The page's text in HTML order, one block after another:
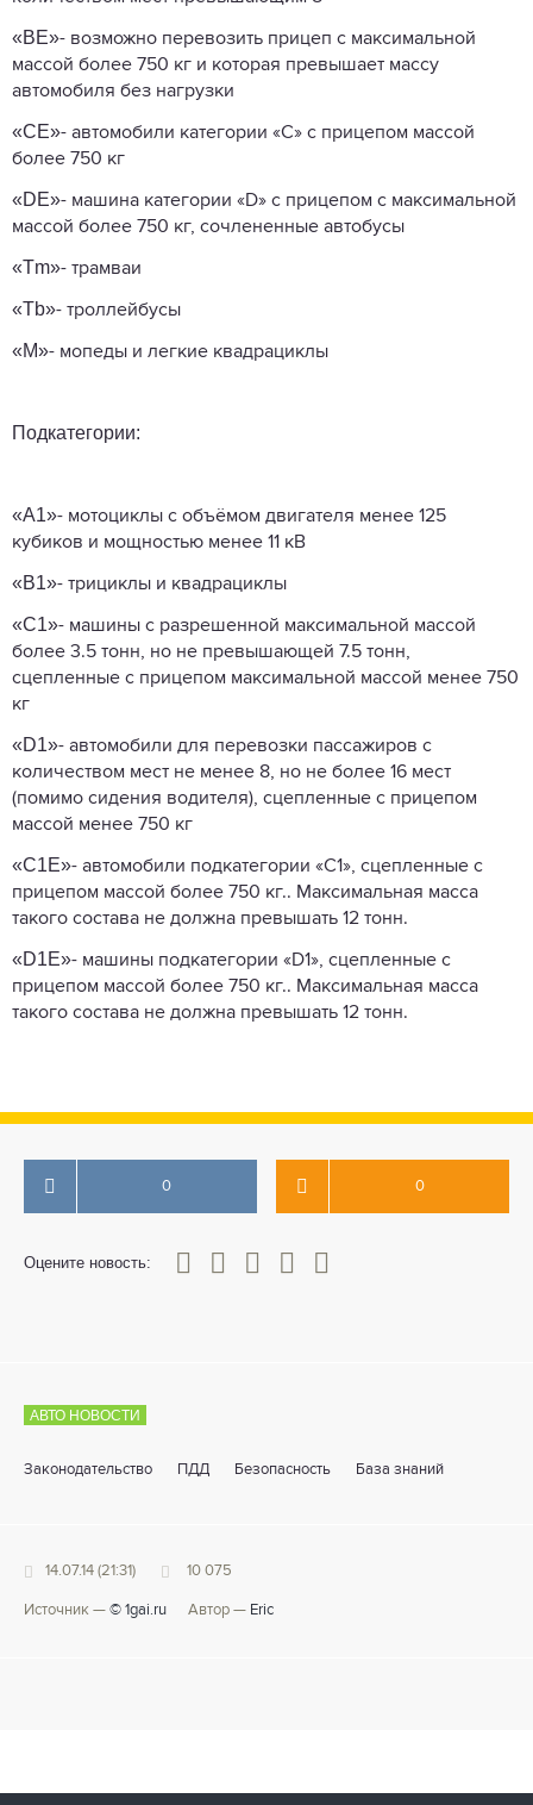
«BE»- возможно перевозить прицеп с максимальной
массой более 750 кг и которая превышает массу
автомобиля без нагрузки
«CE»- автомобили категории «C» с прицепом массой
более 750 кг
«DE»- машина категории «D» с прицепом с максимальной
массой более 750 кг, сочлененные автобусы
«Tm»- трамваи
«Tb»- троллейбусы
«M»- мопеды и легкие квадрациклы
Подкатегории:
«A1»- мотоциклы с объёмом двигателя менее 125
кубиков и мощностью менее 11 кВ
«B1»- трициклы и квадрациклы
«C1»- машины с разрешенной максимальной массой
более 3.5 тонн, но не превышающей 7.5 тонн,
сцепленные с прицепом максимальной массой менее 750
кг
«D1»- автомобили для перевозки пассажиров с
количеством мест не менее 8, но не более 16 мест
(помимо сидения водителя), сцепленные с прицепом
массой менее 750 кг
«C1E»- автомобили подкатегории «C1», сцепленные с
прицепом массой более 750 кг.. Максимальная масса
такого состава не должна превышать 12 тонн.
«D1E»- машины подкатегории «D1», сцепленные с
прицепом массой более 750 кг.. Максимальная масса
такого состава не должна превышать 12 тонн.
0 0
Оцените новость:
0
1 3 4 5
АВТО НОВОСТИ
Законодательство ПДД Безопасность База знаний
14.07.14 (21:31) 10 075
Источник — © 1gai.ru Автор — Eric